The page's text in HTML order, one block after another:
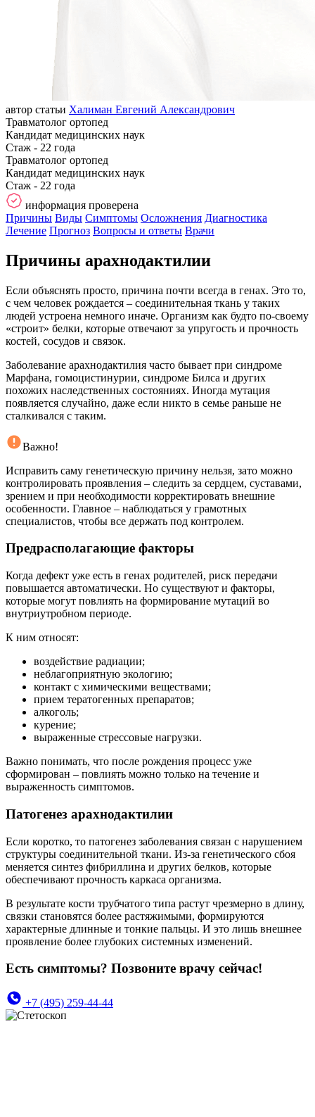
автор статьи Халиман Евгений Александрович
Травматолог ортопед
Кандидат медицинских наук
Стаж - 22 года
Травматолог ортопед
Кандидат медицинских наук
Стаж - 22 года
информация проверена
Причины Виды Симптомы Осложнения Диагностика
Лечение Прогноз Вопросы и ответы Врачи
Причины арахнодактилии
Если объяснять просто, причина почти всегда в генах. Это то,
с чем человек рождается – соединительная ткань у таких
людей устроена немного иначе. Организм как будто по‑своему
«строит» белки, которые отвечают за упругость и прочность
костей, сосудов и связок.
Заболевание арахнодактилия часто бывает при синдроме
Марфана, гомоцистинурии, синдроме Билса и других
похожих наследственных состояниях. Иногда мутация
появляется случайно, даже если никто в семье раньше не
сталкивался с таким.
Важно!
Исправить саму генетическую причину нельзя, зато можно
контролировать проявления – следить за сердцем, суставами,
зрением и при необходимости корректировать внешние
особенности. Главное – наблюдаться у грамотных
специалистов, чтобы все держать под контролем.
Предрасполагающие факторы
Когда дефект уже есть в генах родителей, риск передачи
повышается автоматически. Но существуют и факторы,
которые могут повлиять на формирование мутаций во
внутриутробном периоде.
К ним относят:
воздействие радиации;
неблагоприятную экологию;
контакт с химическими веществами;
прием тератогенных препаратов;
алкоголь;
курение;
выраженные стрессовые нагрузки.
Важно понимать, что после рождения процесс уже
сформирован – повлиять можно только на течение и
выраженность симптомов.
Патогенез арахнодактилии
Если коротко, то патогенез заболевания связан с нарушением
структуры соединительной ткани. Из-за генетического сбоя
меняется синтез фибриллина и других белков, которые
обеспечивают прочность каркаса организма.
В результате кости трубчатого типа растут чрезмерно в длину,
связки становятся более растяжимыми, формируются
характерные длинные и тонкие пальцы. И это лишь внешнее
проявление более глубоких системных изменений.
Есть симптомы? Позвоните врачу сейчас!
+7 (495) 259-44-44